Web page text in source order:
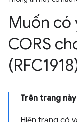
Muốn có
CORS
Trên trang này